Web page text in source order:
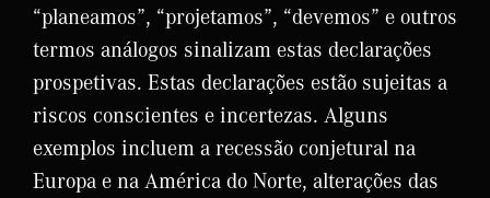
“planeamos”, “projetamos”, “devemos” e outros
termos análogos sinalizam estas declarações
prospetivas. Estas declarações estão sujeitas a
riscos conscientes e incertezas. Alguns
exemplos incluem a recessão conjetural na
Europa e na América do Norte, alterações das